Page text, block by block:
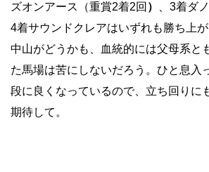
ズオンアース（重賞2着2回 ）
、3着ダ
4着サウンドクレアはいずれも勝ち上
中山がどうかも、血統的には父母系と
た馬場は苦にしないだろう。ひと息入
段に良くなっているので、立ち回りに
期待して。